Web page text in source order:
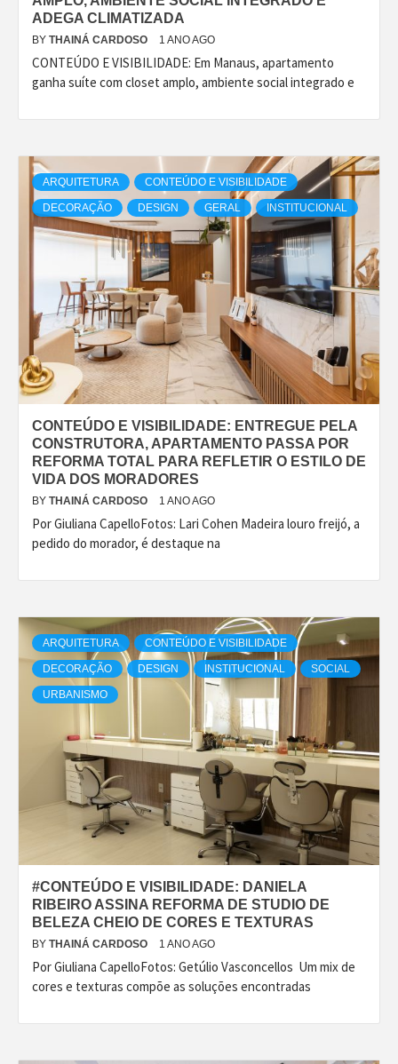
ADEGA CLIMATIZADA
BY THAINÁ CARDOSO 1 ANO AGO
CONTEÚDO E VISIBILIDADE: Em Manaus, apartamento
ganha suíte com closet amplo, ambiente social integrado e
ARQUITETURA CONTEÚDO E VISIBILIDADE
DECORAÇÃO DESIGN GERAL INSTITUCIONAL
CONTEÚDO E VISIBILIDADE: ENTREGUE PELA
CONSTRUTORA, APARTAMENTO PASSA POR
REFORMA TOTAL PARA REFLETIR O ESTILO DE
VIDA DOS MORADORES
BY THAINÁ CARDOSO 1 ANO AGO
Por Giuliana CapelloFotos: Lari Cohen Madeira louro freijó, a
pedido do morador, é destaque na
ARQUITETURA CONTEÚDO E VISIBILIDADE
DECORAÇÃO DESIGN INSTITUCIONAL SOCIAL
URBANISMO
#CONTEÚDO E VISIBILIDADE: DANIELA
RIBEIRO ASSINA REFORMA DE STUDIO DE
BELEZA CHEIO DE CORES E TEXTURAS
BY THAINÁ CARDOSO 1 ANO AGO
Por Giuliana CapelloFotos: Getúlio Vasconcellos Um mix de
cores e texturas compõe as soluções encontradas